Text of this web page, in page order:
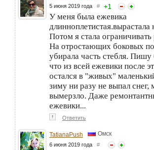
5 июня 2019 года # +1
У меня была ежевика
длинноплетистая.вырастала
Потом я стала ограничивать
На отростающих боковых
убирала часть стебля.
что из всей ежевики после
остался в "живых"
зиму ни разу не выпал снег,
вымерзло. Даже
ежевики...
↑ Ответить
TatianaPush Омск
6 июня 2019 года #